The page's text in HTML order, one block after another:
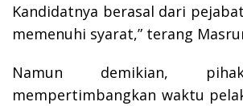
Kandidatnya berasal dari
memenuhi syarat,” terang
Namun demikian,
mempertimbangkan waktu